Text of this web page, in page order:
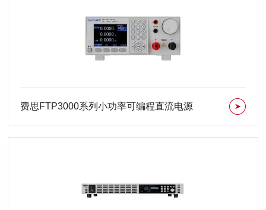
费思FTP3000系列小功率可编程直流电源